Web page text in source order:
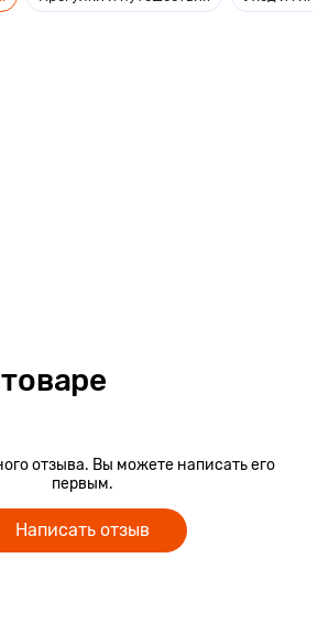
отзыва. Вы можете написать его
первым.
Написать отзыв